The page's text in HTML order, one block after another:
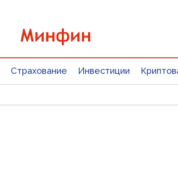
Страхование Инвестиции